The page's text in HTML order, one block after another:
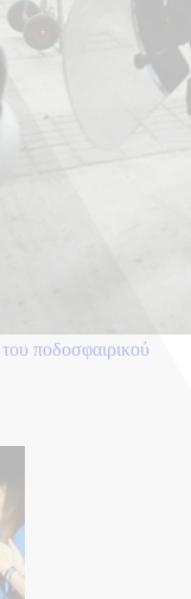
ποδοσφαιρικού